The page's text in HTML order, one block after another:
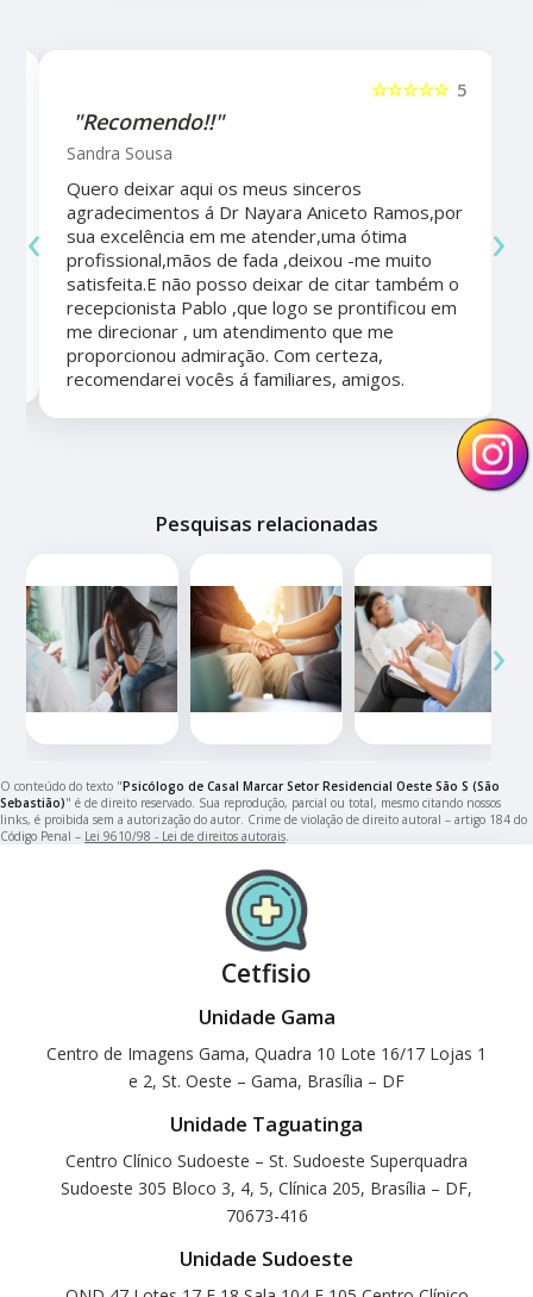
5
☆☆☆☆☆
"Recomendo!!"
Sandra Sousa
Quero deixar aqui os meus sinceros
agradecimentos á Dr Nayara Aniceto Ramos,por
sua excelência em me atender,uma ótima
profissional,mãos de fada ,deixou -me muito
satisfeita.E não posso deixar de citar também o
recepcionista Pablo ,que logo se prontificou em
me direcionar , um atendimento que me
proporcionou admiração. Com certeza,
recomendarei vocês á familiares, amigos.
‹ ›
Pesquisas relacionadas
‹ ›
O conteúdo do texto "Psicólogo de Casal Marcar Setor Residencial Oeste São S (São
Sebastião)" é de direito reservado. Sua reprodução, parcial ou total, mesmo citando nossos
links, é proibida sem a autorização do autor. Crime de violação de direito autoral – artigo 184 do
Código Penal – Lei 9610/98 - Lei de direitos autorais.
Cetfisio
Unidade Gama
Centro de Imagens Gama, Quadra 10 Lote 16/17 Lojas 1
e 2, St. Oeste – Gama, Brasília – DF
Unidade Taguatinga
Centro Clínico Sudoeste – St. Sudoeste Superquadra
Sudoeste 305 Bloco 3, 4, 5, Clínica 205, Brasília – DF,
70673-416
Unidade Sudoeste